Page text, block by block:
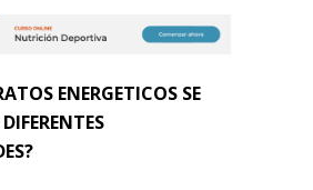
ENERGETICOS SE